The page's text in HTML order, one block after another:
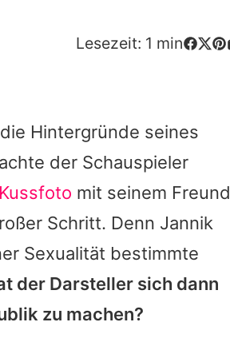
Lesezeit: 1 min
Hintergründe seines
der Schauspieler
mit seinem Freund
Schritt. Denn Jannik
Sexualität bestimmte
der Darsteller sich dann
zu machen?